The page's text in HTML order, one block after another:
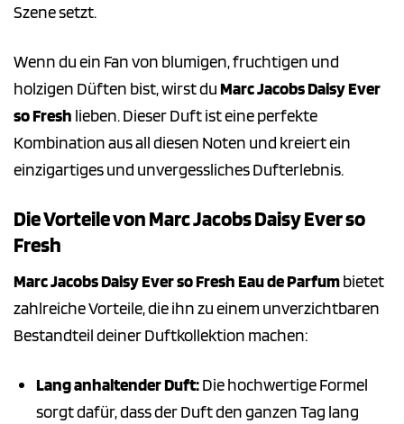
Szene setzt.
Wenn du ein Fan von blumigen, fruchtigen und
holzigen Düften bist, wirst duMarc Jacobs Daisy Ever
so Fresh lieben. Dieser Duft ist eine perfekte
Kombination aus all diesen Noten und kreiert ein
einzigartiges und unvergessliches Dufterlebnis.
Die Vorteile von Marc Jacobs Daisy Ever so
Fresh
Marc Jacobs Daisy Ever so Fresh Eau de Parfumbietet
zahlreiche Vorteile, die ihn zu einem unverzichtbaren
Bestandteil deiner Duftkollektion machen:
Lang anhaltender Duft:Die hochwertige Formel
sorgt dafür, dass der Duft den ganzen Tag lang